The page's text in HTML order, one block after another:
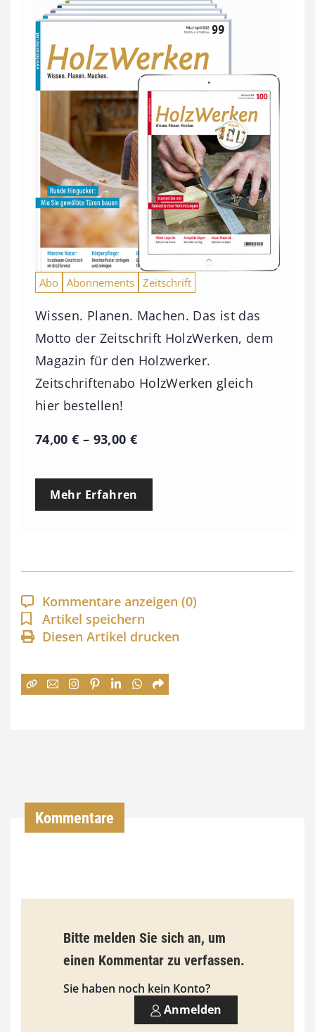
Abo Abonnements Zeitschrift
Wissen. Planen. Machen. Das ist das
Motto der Zeitschrift HolzWerken, dem
Magazin für den Holzwerker.
Zeitschriftenabo HolzWerken gleich
hier bestellen!
74,00€ – 93,00 €P
e
p
a
n
n
:
9
3
0
0
Mehr Erfahren
Kommentare anzeigen (0)
Artikel speichern
Diesen Artikel drucken
Kommentare
Bitte melden Sie sich an, um
einen Kommentar zu verfassen.
Sie haben noch kein Konto?
Anmelden